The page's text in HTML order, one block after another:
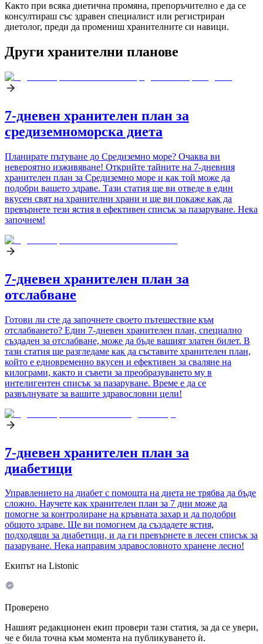
Както при всяка диетична промяна, препоръчително е да се
консултираш със здравен специалист или регистриран
диетолог, преди да промениш хранителните си навици.
Други хранителни планове
7-дневен хранителен план за
средиземноморска диета
Планирате пътуване до Средиземно море? Очаква ви
невероятно изживяване! Открийте тайните на 7-дневния
хранителен план за Средиземно море и как той може да
подобри вашето здраве. Тази статия ще ви отведе в един
вкусен свят на хранителни храни и ще ви покаже как да
превърнете тези ястия в ефективен списък за пазаруване. Нека
започнем!
7-дневен хранителен план за
отслабване
Готови ли сте да започнете своето пътешествие към
отслабването? Един 7-дневен хранителен план, специално
създаден за отслабване, може да бъде вашият златен билет. В
тази статия ще разгледаме как да съставите хранителен план,
който е едновременно вкусен и ефективен за сваляне на
килограми, както и съвети за преобразуването му в
интелигентен списък за пазаруване. Време е да се
развълнувате за вашите здравословни цели!
7-дневен хранителен план за
диабетици
Управлението на диабет с помощта на диета не трябва да бъде
сложно. Научете как хранителен план за 7 дни може да
помогне за контролиране на кръвната захар и да подобри
общото здраве. Ще ви помогнем да създадете ястия,
подходящи за диабетици, и да ги превърнете в лесен списък за
пазаруване. Нека направим здравословното хранене лесно!
Екипът на Listonic
Проверено
Нашият редакционен екип провери тази статия, за да се увери,
че е била точна към момента на публикуването ѝ.